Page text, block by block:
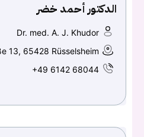
الدكتور أحمد خضر
Dr. med. A. J. Khudor
13, 65428 Rüsselsheim
+49 6142 68044